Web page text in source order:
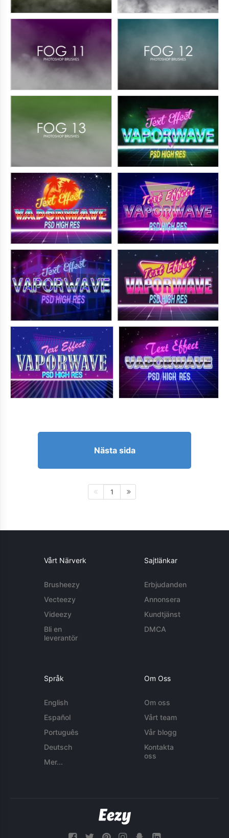
Nästa sida
1
Vårt Närverk
Brusheezy
Vecteezy
Videezy
Bli en
leverantör
Sajtlänkar
Erbjudanden
Annonsera
Kundtjänst
DMCA
Språk
English
Español
Português
Deutsch
Mer...
Om Oss
Om oss
Vårt team
Vår blogg
Kontakta
oss